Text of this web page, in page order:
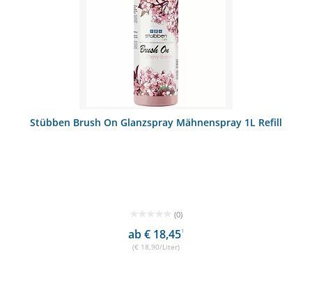
Stübben Brush On Glanzspray Mähnenspray 1L Refill
(0)
ab € 18,451
(€ 18,90/Liter)